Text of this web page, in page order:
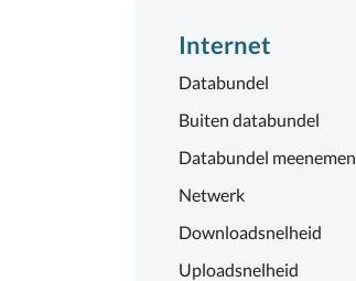
Internet
Databundel
Buiten databundel
Databundel meenemen
Netwerk
Downloadsnelheid
Uploadsnelheid